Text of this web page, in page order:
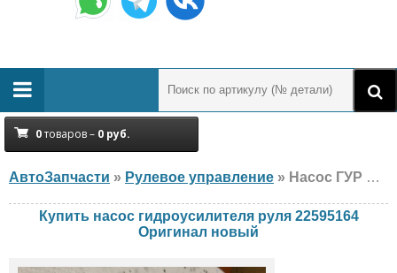
0товаров – 0 руб.
АвтоЗапчасти » Рулевое управление » Насос ГУР Оригинал 22595164 Volvo, новый
Купить насос гидроусилителя руля 22595164
Оригинал новый